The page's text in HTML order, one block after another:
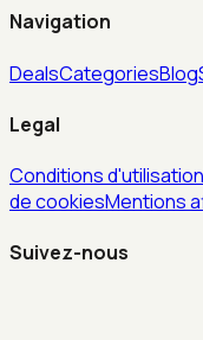
Navigation
DealsCategoriesBlog
Legal
Conditions d'utilisation
de cookiesMentions
Suivez-nous